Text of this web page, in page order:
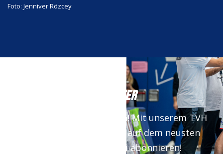
Foto: Jenniver Rözcey
NEWSLETTER
Keine News mehr verpassen! Mit unserem TVH
Newsletter bist du immer auf dem neusten
Stand. Jetzt kostenfrei abonnieren!